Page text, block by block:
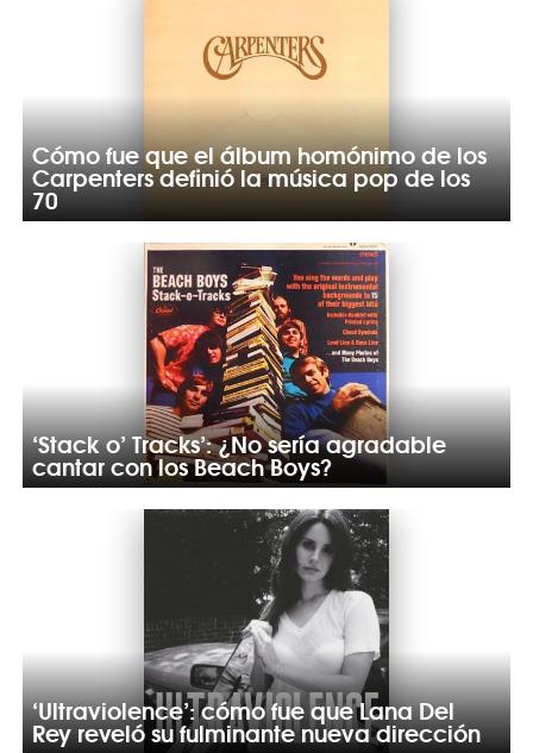
Cómo fue que el álbum homónimo de los
Carpenters definió la música pop de los
70
‘Stack o’ Tracks’: ¿No sería agradable
cantar con los Beach Boys?
‘Ultraviolence’: cómo fue que Lana Del
Rey reveló su fulminante nueva dirección